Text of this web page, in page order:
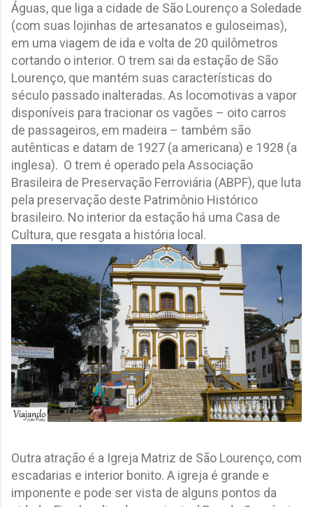
Águas, que liga a cidade de São Lourenço a Soledade
(com suas lojinhas de artesanatos e guloseimas),
em uma viagem de ida e volta de 20 quilômetros
cortando o interior. O trem sai da estação de São
Lourenço, que mantém suas características do
século passado inalteradas. As locomotivas a vapor
disponíveis para tracionar os vagões – oito carros
de passageiros, em madeira – também são
autênticas e datam de 1927 (a americana) e 1928 (a
inglesa). O trem é operado pela Associação
Brasileira de Preservação Ferroviária (ABPF), que luta
pela preservação deste Patrimônio Histórico
brasileiro. No interior da estação há uma Casa de
Cultura, que resgata a história local.
Outra atração é a Igreja Matriz de São Lourenço, com
escadarias e interior bonito. A igreja é grande e
imponente e pode ser vista de alguns pontos da